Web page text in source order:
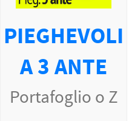
PIEGHEVOLI
A 3 ANTE
Portafoglio o Z